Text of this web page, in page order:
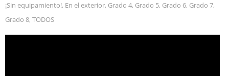
¡Sin equipamiento!, En el exterior, Grado 4, Grado 5, Grado 6, Grado 7,
Grado 8, TODOS